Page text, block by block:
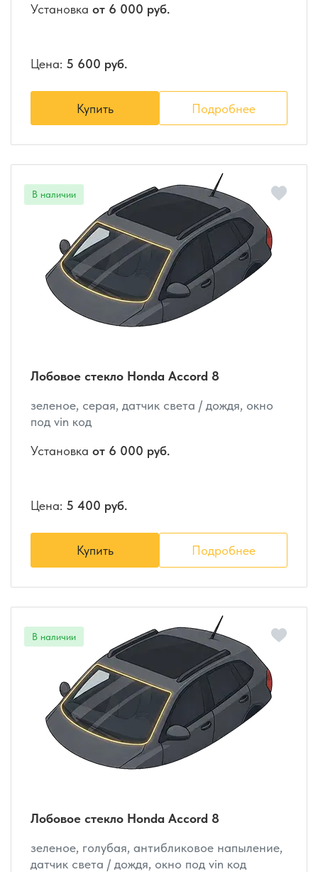
Установка от 6 000 руб.
Цена: 5 600 руб.
Купить Подробнее
Лобовое стекло Honda Accord 8
зеленое, серая, датчик света / дождя, окно
под vin код
Установка от 6 000 руб.
Цена: 5 400 руб.
Купить Подробнее
Лобовое стекло Honda Accord 8
зеленое, голубая, антибликовое напыление,
датчик света / дождя, окно под vin код